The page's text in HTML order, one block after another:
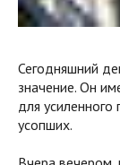
Сегодняшний
значение. Он
для
усопших.